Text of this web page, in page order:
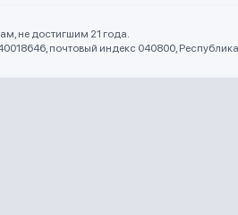
не достигшим 21 года.
почтовый индекс 040800,